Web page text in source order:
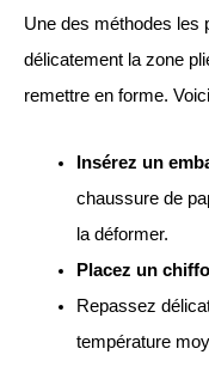
Une des méthodes les
délicatement la zone
remettre en forme.
Insérez un
chaussure de
la déformer.
Placez un
Repassez
température